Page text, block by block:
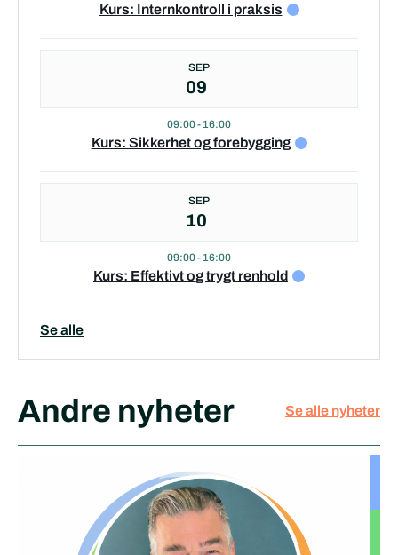
Kurs: Internkontroll i praksis
09
SEP
09:00- 16:00
Kurs: Sikkerhet og forebygging
10
SEP
09:00- 16:00
Kurs: Effektivt og trygt renhold
Se alle
Andre nyheter Se alle nyheter